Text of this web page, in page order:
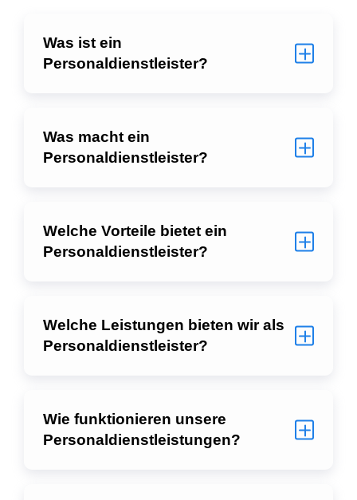
Was ist ein
Personaldienstleister?
Was macht ein
Personaldienstleister?
Welche Vorteile bietet ein
Personaldienstleister?
Welche Leistungen bieten wir als
Personaldienstleister?
Wie funktionieren unsere
Personaldienstleistungen?